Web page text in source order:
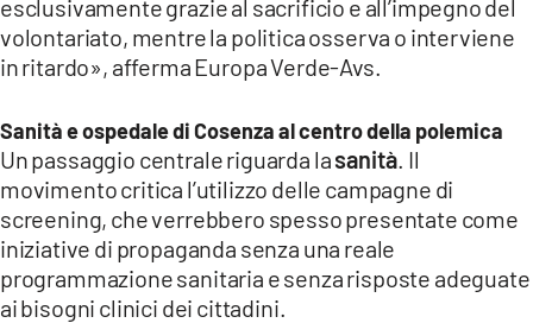
esclusivamente grazie al sacrificio e all’impegno del
volontariato, mentre la politica osserva o interviene
in ritardo», afferma Europa Verde-Avs.
Sanità e ospedale di Cosenza al centro della polemica
Un passaggio centrale riguarda lasanità . Il
movimento critica l’utilizzo delle campagne di
screening, che verrebbero spesso presentate come
iniziative di propaganda senza una reale
programmazione sanitaria e senza risposte adeguate
ai bisogni clinici dei cittadini.